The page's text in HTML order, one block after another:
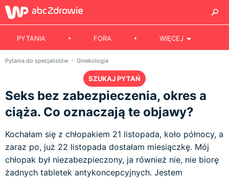
PYTANIA FORA WIĘCEJ
Pytania do specjalistów Ginekologia
SZUKAJ PYTAŃ
Seks bez zabezpieczenia, okres a
ciąża. Co oznaczają te objawy?
Kochałam się z chłopakiem 21 listopada, koło północy, a
zaraz po, już 22 listopada dostałam miesiączkę. Mój
chłopak był niezabezpieczony, ja również nie, nie biorę
żadnych tabletek antykoncepcyjnych. Jestem